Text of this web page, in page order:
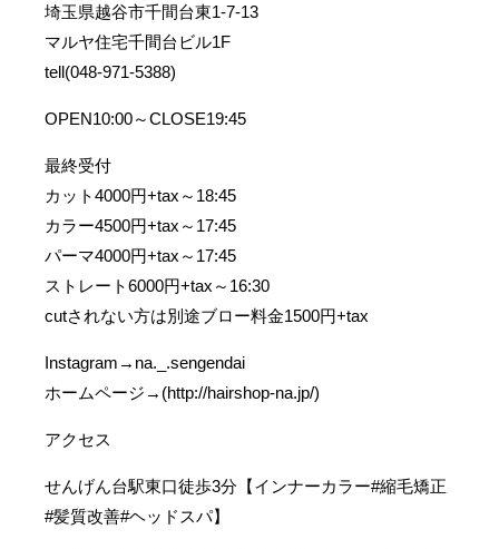
埼玉県越谷市千間台東1-7-13
マルヤ住宅千間台ビル1F
tell(048-971-5388)
OPEN10:00～CLOSE19:45
最終受付
カット4000円+tax～18:45
カラー4500円+tax～17:45
パーマ4000円+tax～17:45
ストレート6000円+tax～16:30
cutされない方は別途ブロー料金1500円+tax
Instagram→na._.sengendai
ホームページ→(http://hairshop-na.jp/)
アクセス
せんげん台駅東口徒歩3分【インナーカラー#縮毛矯正
#髪質改善#ヘッドスパ】